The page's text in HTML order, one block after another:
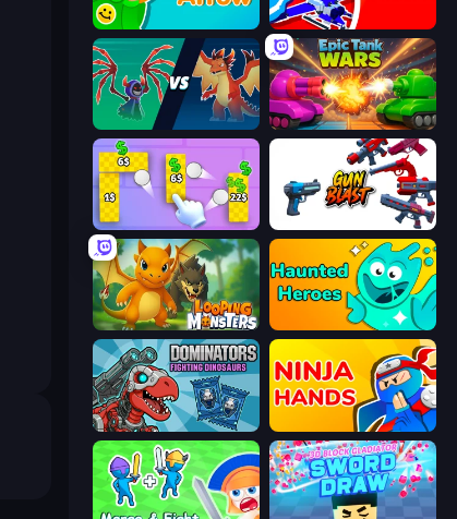
Feeling Arrow Robo Runner
Monster Battle Tanks Merge
Money Ping Pong
Looping Monsters Haunted Heroes
Dominators: Fighting Dinosaurs Ninja Hands